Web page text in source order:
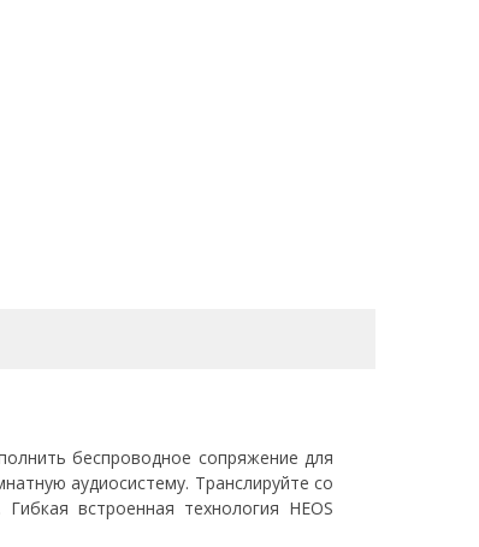
беспроводное сопряжение для
аудиосистему. Транслируйте со
встроенная технология HEOS